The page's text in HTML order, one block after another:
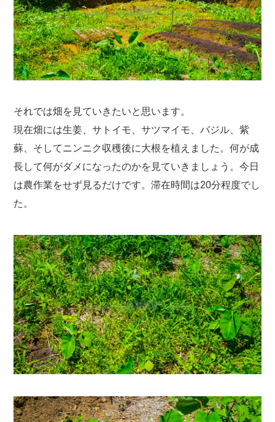
それでは畑を見ていきたいと思います。
現在畑には生姜、サトイモ、サツマイモ、バジル、紫
蘇、そしてニンニク収穫後に大根を植えました。何が成
長して何がダメになったのかを見ていきましょう。今日
は農作業をせず見るだけです。滞在時間は20分程度でし
た。